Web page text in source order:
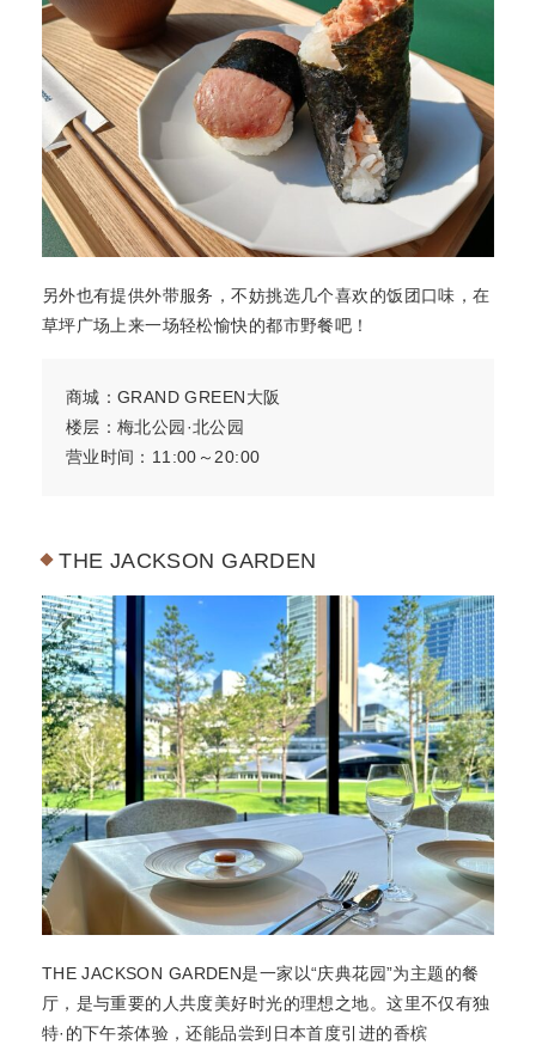
另外也有提供外带服务，不妨挑选几个喜欢的饭团口味，在
草坪广场上来一场轻松愉快的都市野餐吧！
商城：GRAND GREEN大阪
楼层：梅北公园·北公园
营业时间：11:00～20:00
THE JACKSON GARDEN
THE JACKSON GARDEN是一家以“庆典花园”为主题的餐
厅，是与重要的人共度美好时光的理想之地。这里不仅有独
特·的下午茶体验，还能品尝到日本首度引进的香槟